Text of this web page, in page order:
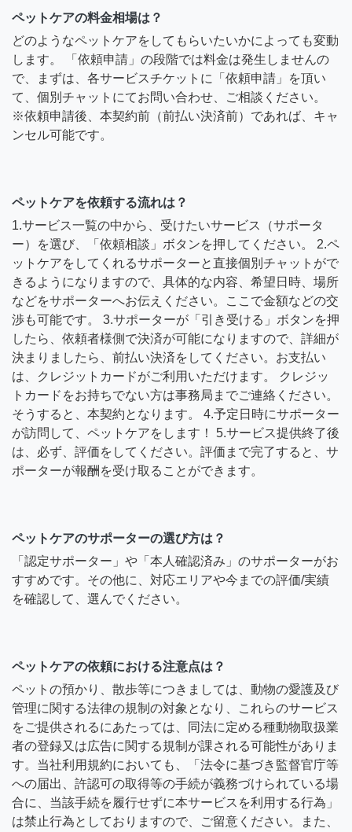
ペットケアの料金相場は？
どのようなペットケアをしてもらいたいかによっても変動
します。 「依頼申請」の段階では料金は発生しませんの
で、まずは、各サービスチケットに「依頼申請」を頂い
て、個別チャットにてお問い合わせ、ご相談ください。
※依頼申請後、本契約前（前払い決済前）であれば、キャ
ンセル可能です。
ペットケアを依頼する流れは？
1.サービス一覧の中から、受けたいサービス（サポータ
ー）を選び、「依頼相談」ボタンを押してください。 2.ペ
ットケアをしてくれるサポーターと直接個別チャットがで
きるようになりますので、具体的な内容、希望日時、場所
などをサポーターへお伝えください。ここで金額などの交
渉も可能です。 3.サポーターが「引き受ける」ボタンを押
したら、依頼者様側で決済が可能になりますので、詳細が
決まりましたら、前払い決済をしてください。お支払い
は、クレジットカードがご利用いただけます。 クレジッ
トカードをお持ちでない方は事務局までご連絡ください。
そうすると、本契約となります。 4.予定日時にサポーター
が訪問して、ペットケアをします！ 5.サービス提供終了後
は、必ず、評価をしてください。評価まで完了すると、サ
ポーターが報酬を受け取ることができます。
ペットケアのサポーターの選び方は？
「認定サポーター」や「本人確認済み」のサポーターがお
すすめです。その他に、対応エリアや今までの評価/実績
を確認して、選んでください。
ペットケアの依頼における注意点は？
ペットの預かり、散歩等につきましては、動物の愛護及び
管理に関する法律の規制の対象となり、これらのサービス
をご提供されるにあたっては、同法に定める種動物取扱業
者の登録又は広告に関する規制が課される可能性がありま
す。当社利用規約においても、「法令に基づき監督官庁等
への届出、許認可の取得等の手続が義務づけられている場
合に、当該手続を履行せずに本サービスを利用する行為」
は禁止行為としておりますので、ご留意ください。また、